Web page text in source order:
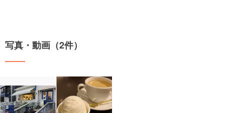
写真・動画（2件）